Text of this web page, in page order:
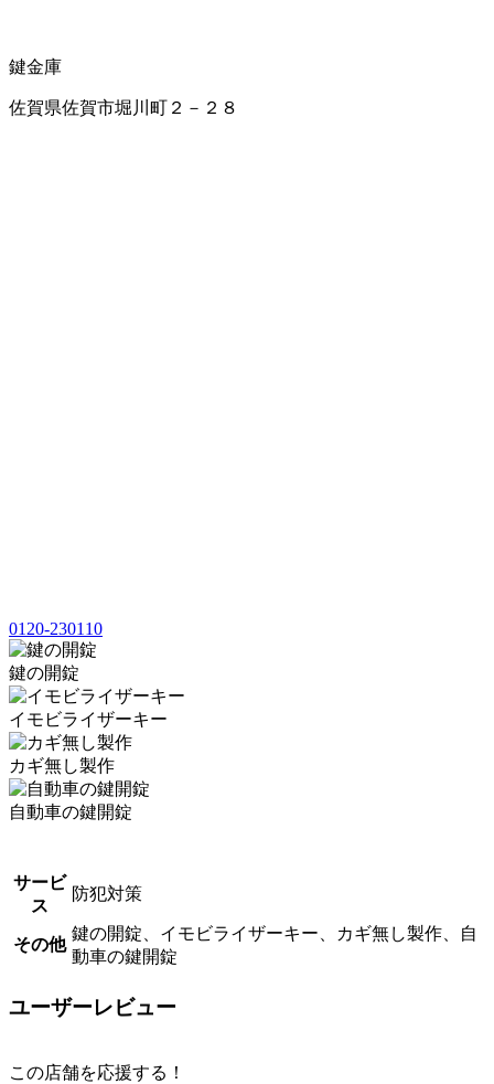
鍵金庫
佐賀県佐賀市堀川町２－２８
0120-230110
鍵の開錠
イモビライザーキー
カギ無し製作
自動車の鍵開錠
サービ
ス
防犯対策
その他
鍵の開錠、イモビライザーキー、カギ無し製作、自
動車の鍵開錠
ユーザーレビュー
この店舗を応援する！